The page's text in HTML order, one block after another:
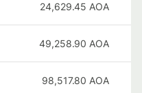
24,629.45 AOA
49,258.90 AOA
98,517.80 AOA